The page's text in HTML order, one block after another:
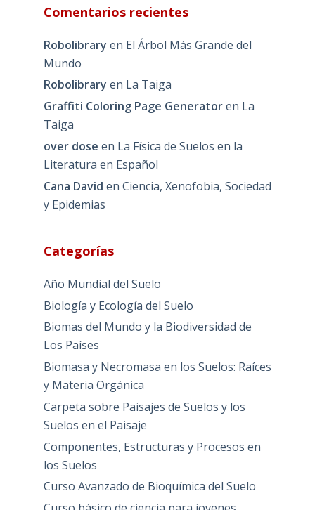
Comentarios recientes
Robolibrary en El Árbol Más Grande del
Mundo
Robolibrary en La Taiga
Graffiti Coloring Page Generatoren La
Taiga
over dose en La Física de Suelos en la
Literatura en Español
Cana David en Ciencia, Xenofobia, Sociedad
y Epidemias
Categorías
Año Mundial del Suelo
Biología y Ecología del Suelo
Biomas del Mundo y la Biodiversidad de
Los Países
Biomasa y Necromasa en los Suelos: Raíces
y Materia Orgánica
Carpeta sobre Paisajes de Suelos y los
Suelos en el Paisaje
Componentes, Estructuras y Procesos en
los Suelos
Curso Avanzado de Bioquímica del Suelo